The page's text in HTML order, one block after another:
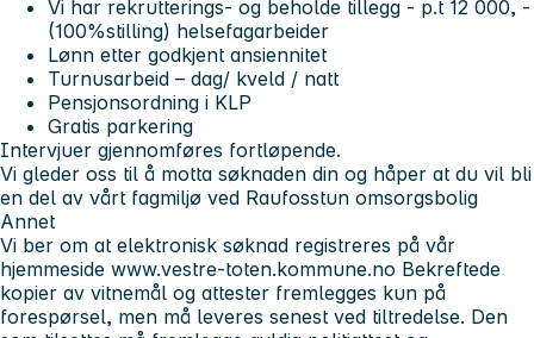
Vi har rekrutterings- og beholde tillegg - p.t 12 000, -
(100%stilling) helsefagarbeider
Lønn etter godkjent ansiennitet
Turnusarbeid – dag/ kveld / natt
Pensjonsordning i KLP
Gratis parkering
Intervjuer gjennomføres fortløpende.
Vi gleder oss til å motta søknaden din og håper at du vil bli
en del av vårt fagmiljø ved Raufosstun omsorgsbolig
Annet
Vi ber om at elektronisk søknad registreres på vår
hjemmeside www.vestre-toten.kommune.no Bekreftede
kopier av vitnemål og attester fremlegges kun på
forespørsel, men må leveres senest ved tiltredelse. Den